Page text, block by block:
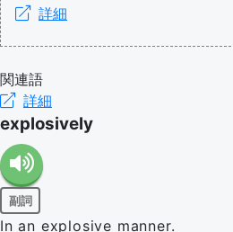
詳細
関連語
詳細
explosively
副詞
In an explosive manner.